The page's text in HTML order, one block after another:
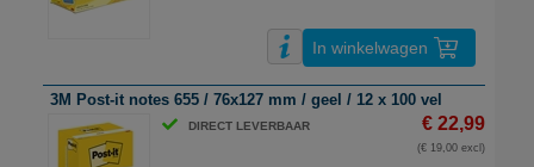
In winkelwagen
3M Post-it notes 655 / 76x127 mm / geel / 12 x 100 vel
DIRECT LEVERBAAR € 22,99
(€ 19,00 excl)